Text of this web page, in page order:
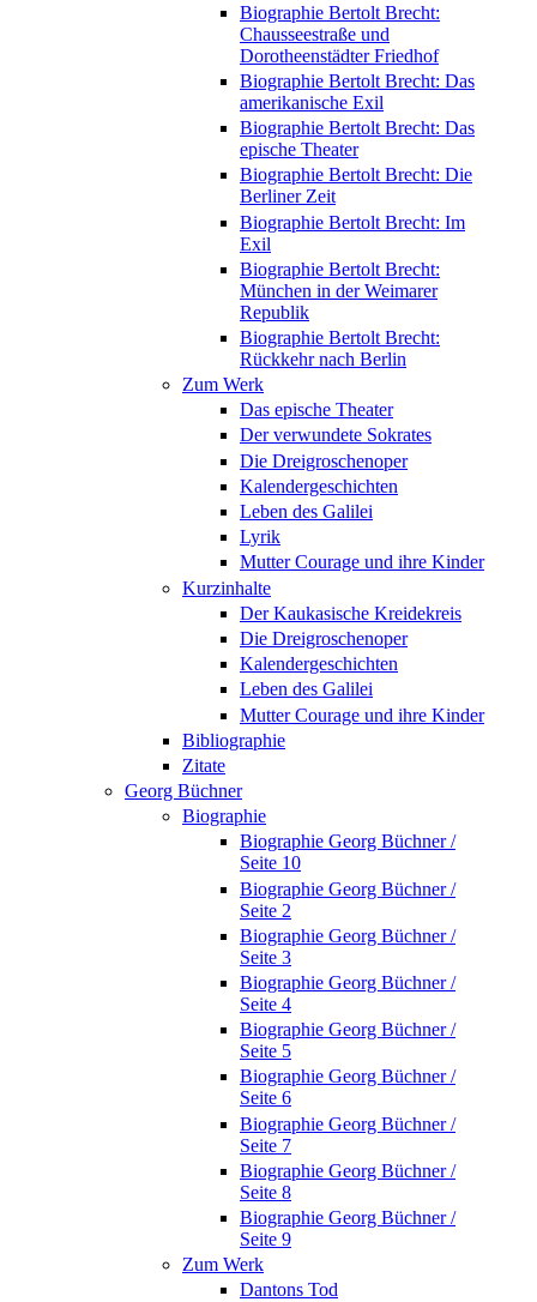
Biographie Bertolt Brecht:
Chausseestraße und
Dorotheenstädter Friedhof
Biographie Bertolt Brecht: Das
amerikanische Exil
Biographie Bertolt Brecht: Das
epische Theater
Biographie Bertolt Brecht: Die
Berliner Zeit
Biographie Bertolt Brecht: Im
Exil
Biographie Bertolt Brecht:
München in der Weimarer
Republik
Biographie Bertolt Brecht:
Rückkehr nach Berlin
Zum Werk
Das epische Theater
Der verwundete Sokrates
Die Dreigroschenoper
Kalendergeschichten
Leben des Galilei
Lyrik
Mutter Courage und ihre Kinder
Kurzinhalte
Der Kaukasische Kreidekreis
Die Dreigroschenoper
Kalendergeschichten
Leben des Galilei
Mutter Courage und ihre Kinder
Bibliographie
Zitate
Georg Büchner
Biographie
Biographie Georg Büchner /
Seite 10
Biographie Georg Büchner /
Seite 2
Biographie Georg Büchner /
Seite 3
Biographie Georg Büchner /
Seite 4
Biographie Georg Büchner /
Seite 5
Biographie Georg Büchner /
Seite 6
Biographie Georg Büchner /
Seite 7
Biographie Georg Büchner /
Seite 8
Biographie Georg Büchner /
Seite 9
Zum Werk
Dantons Tod